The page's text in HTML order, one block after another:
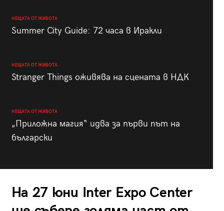
НЕЩАТА ОТ ЖИВОТА
Summer City Guide: 72 часа в Иракли
НЕЩАТА ОТ ЖИВОТА
Stranger Things оживява на сцената в НДК
НЕЩАТА ОТ ЖИВОТА
„Приложна магия“ идва за първи път на
български
На 27 юни Inter Expo Center